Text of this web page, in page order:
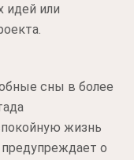
идей или
сны в более
жизнь
о